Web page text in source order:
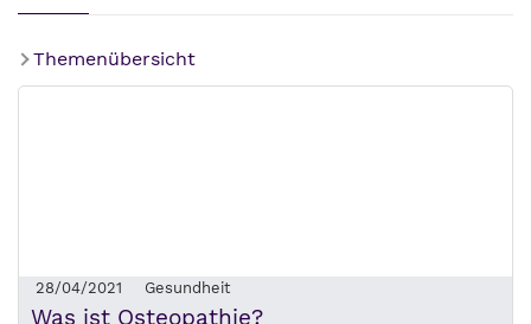
Themenübersicht
28/04/2021 Gesundheit
Was ist Osteopathie?